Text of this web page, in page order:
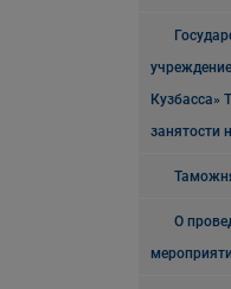
Кузбасса»
занятости
О